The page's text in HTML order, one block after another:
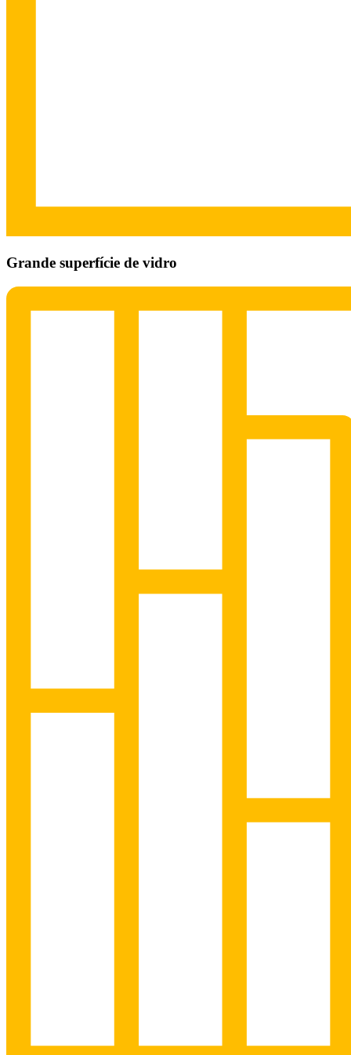
Grande superfície de vidro